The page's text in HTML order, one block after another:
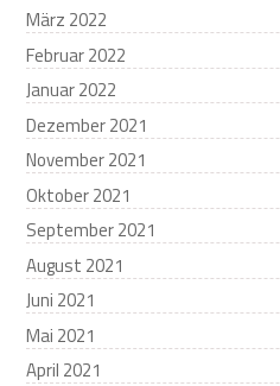
März 2022
Februar 2022
Januar 2022
Dezember 2021
November 2021
Oktober 2021
September 2021
August 2021
Juni 2021
Mai 2021
April 2021